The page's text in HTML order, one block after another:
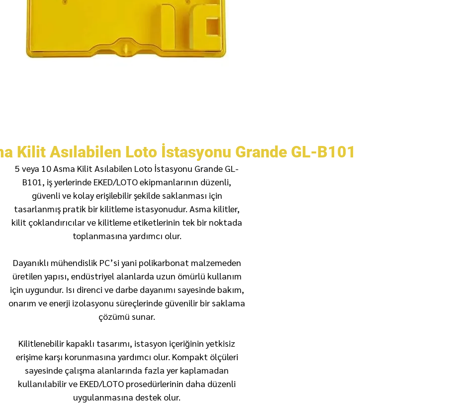
Kilit Asılabilen Loto İstasyonu Grande GL-B101
5 veya 10 Asma Kilit Asılabilen Loto İstasyonu Grande GL-
B101, iş yerlerinde EKED/LOTO ekipmanlarının düzenli,
güvenli ve kolay erişilebilir şekilde saklanması için
tasarlanmış pratik bir kilitleme istasyonudur. Asma kilitler,
kilit çoklandırıcılar ve kilitleme etiketlerinin tek bir noktada
toplanmasına yardımcı olur.
Dayanıklı mühendislik PC’si yani polikarbonat malzemeden
üretilen yapısı, endüstriyel alanlarda uzun ömürlü kullanım
için uygundur. Isı direnci ve darbe dayanımı sayesinde bakım,
onarım ve enerji izolasyonu süreçlerinde güvenilir bir saklama
çözümü sunar.
Kilitlenebilir kapaklı tasarımı, istasyon içeriğinin yetkisiz
erişime karşı korunmasına yardımcı olur. Kompakt ölçüleri
sayesinde çalışma alanlarında fazla yer kaplamadan
kullanılabilir ve EKED/LOTO prosedürlerinin daha düzenli
uygulanmasına destek olur.